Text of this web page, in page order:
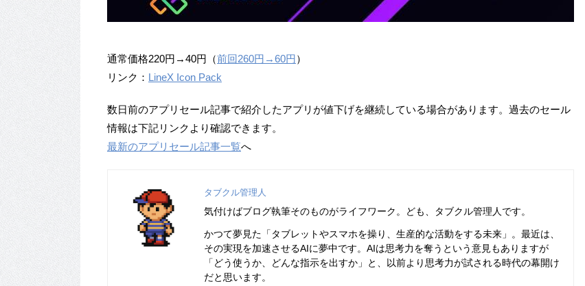
通常価格220円→40円（前回260円→60円 ）
リンク： LineX Icon Pack
数日前のアプリセール記事で紹介したアプリが値下げを継続している場合があります。過去のセール
情報は下記リンクより確認できます。
最新のアプリセール記事一覧へ
タブクル管理人
気付けばブログ執筆そのものがライフワーク。ども、タブクル管理人です。
かつて夢見た「タブレットやスマホを操り、生産的な活動をする未来」。最近は、
その実現を加速させるAIに夢中です。AIは思考力を奪うという意見もありますが
「どう使うか、どんな指示を出すか」と、以前より思考力が試される時代の幕開け
だと思います。